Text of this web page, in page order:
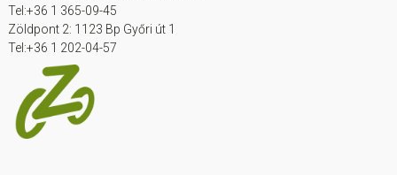
Tel:+36 1 365-09-45
Zöldpont 2: 1123 Bp Győri út 1
Tel:+36 1 202-04-57